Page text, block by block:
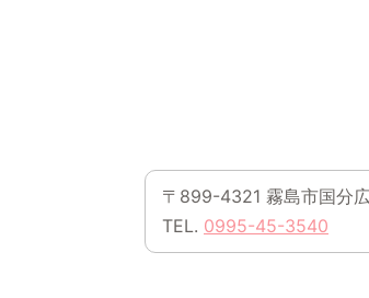
〒899-4321 霧島市国分
TEL. 0995-45-3540